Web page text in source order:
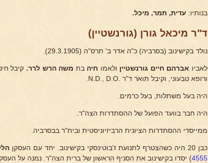
בנותיו: עדית, תמר, מיכל.
ד"ר מיכאל גורן (גורנשטיין)
נולד בקישינוב (בסרביה) כ"ה אדר ב' תרס"ה (29.3.1905).
לאביו אברהם חיים גורנשטיין ולאמו חיהבת משה הרש לרר. קיבל
ורופא טבעוני, וקיבל תואר ד"ר .N.D., D.O.
היה בעל משתלות, בעל כרמים.
היה חבר בוועד הפועל של ההסתדרות הצה"ר.
ממייסדי ההסתדרות הציונית הרביזיוניסטית ובית"ר בבסרביה.
כבן 20 היה כשהצטרף לתנועת ז'בוטינסקי בקישינוב. יחד עם העסקן
4555) יסדו בקישינוב את הסניף הראשון של ברית הצה"ר. נמנה על